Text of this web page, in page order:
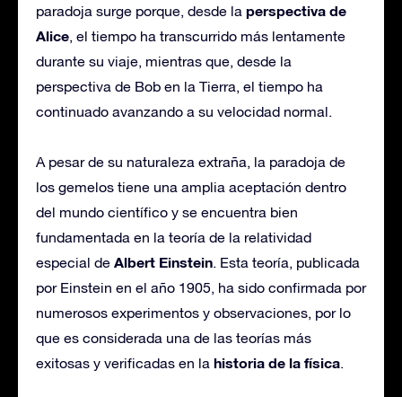
paradoja surge porque, desde la perspectiva de
Alice, el tiempo ha transcurrido más lentamente
durante su viaje, mientras que, desde la
perspectiva de Bob en la Tierra, el tiempo ha
continuado avanzando a su velocidad normal.
A pesar de su naturaleza extraña, la paradoja de
los gemelos tiene una amplia aceptación dentro
del mundo científico y se encuentra bien
fundamentada en la teoría de la relatividad
especial de Albert Einstein. Esta teoría, publicada
por Einstein en el año 1905, ha sido confirmada por
numerosos experimentos y observaciones, por lo
que es considerada una de las teorías más
exitosas y verificadas en la historia de la física.